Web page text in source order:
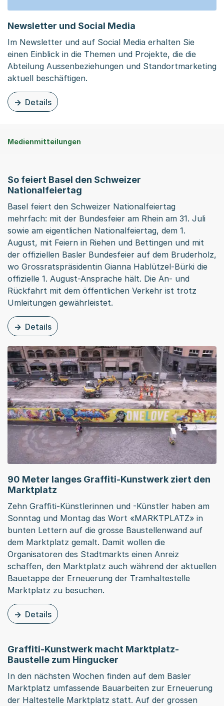
Newsletter und Social Media
Im Newsletter und auf Social Media erhalten Sie
einen Einblick in die Themen und Projekte, die die
Abteilung Aussenbeziehungen und Standortmarketing
aktuell beschäftigen.
Details
zu dieser Organisationsseite: Newsletter und Social
Medienmitteilungen
So feiert Basel den Schweizer
Nationalfeiertag
Basel feiert den Schweizer Nationalfeiertag
mehrfach: mit der Bundesfeier am Rhein am 31. Juli
sowie am eigentlichen Nationalfeiertag, dem 1.
August, mit Feiern in Riehen und Bettingen und mit
der offiziellen Basler Bundesfeier auf dem Bruderholz,
wo Grossratspräsidentin Gianna Hablützel-Bürki die
offizielle 1. August-Ansprache hält. Die An- und
Rückfahrt mit dem öffentlichen Verkehr ist trotz
Umleitungen gewährleistet.
Details
zu dieser Medienmitteilung: So feiert Basel den
90 Meter langes Graffiti-Kunstwerk ziert den
Marktplatz
Zehn Graffiti-Künstlerinnen und -Künstler haben am
Sonntag und Montag das Wort «MARKTPLATZ» in
bunten Lettern auf die grosse Baustellenwand auf
dem Marktplatz gemalt. Damit wollen die
Organisatoren des Stadtmarkts einen Anreiz
schaffen, den Marktplatz auch während der aktuellen
Bauetappe der Erneuerung der Tramhaltestelle
Marktplatz zu besuchen.
Details
zu dieser Medienmitteilung: 90 Meter langes Graffiti-
Graffiti-Kunstwerk macht Marktplatz-
Baustelle zum Hingucker
In den nächsten Wochen finden auf dem Basler
Marktplatz umfassende Bauarbeiten zur Erneuerung
der Haltestelle Marktplatz statt. Auf der grossen